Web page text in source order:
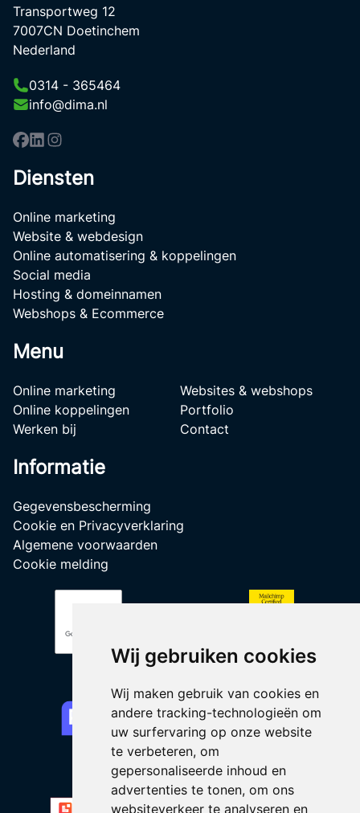
Wij gebruiken cookies
Wij maken gebruik van cookies en
andere tracking-technologieën om
uw surfervaring op onze website
te verbeteren, om
gepersonaliseerde inhoud en
advertenties te tonen, om ons
websiteverkeer te analyseren en
Transportweg 12
7007CN Doetinchem
Nederland
0314 - 365464
info@dima.nl
Diensten
Online marketing
Website & webdesign
Online automatisering & koppelingen
Social media
Hosting & domeinnamen
Webshops & Ecommerce
Menu
Online marketing
Websites & webshops
Online koppelingen
Portfolio
Werken bij
Contact
Informatie
Gegevensbescherming
Cookie en Privacyverklaring
Algemene voorwaarden
Cookie melding